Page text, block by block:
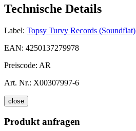
Technische Details
Label: Topsy Turvy Records (Soundflat)
EAN: 4250137279978
Preiscode: AR
Art. Nr.: X00307997-6
close
Produkt anfragen